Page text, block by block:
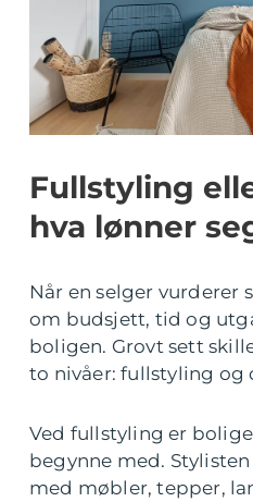
Fullstyling
hva lønner
Når en selger vurderer
om budsjett, tid og
boligen. Grovt sett
to nivåer: fullstyling og
Ved fullstyling er
begynne med.
med møbler, tepper,